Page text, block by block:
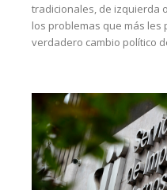
tradicionales, de izquierda
los problemas que más les
verdadero cambio político